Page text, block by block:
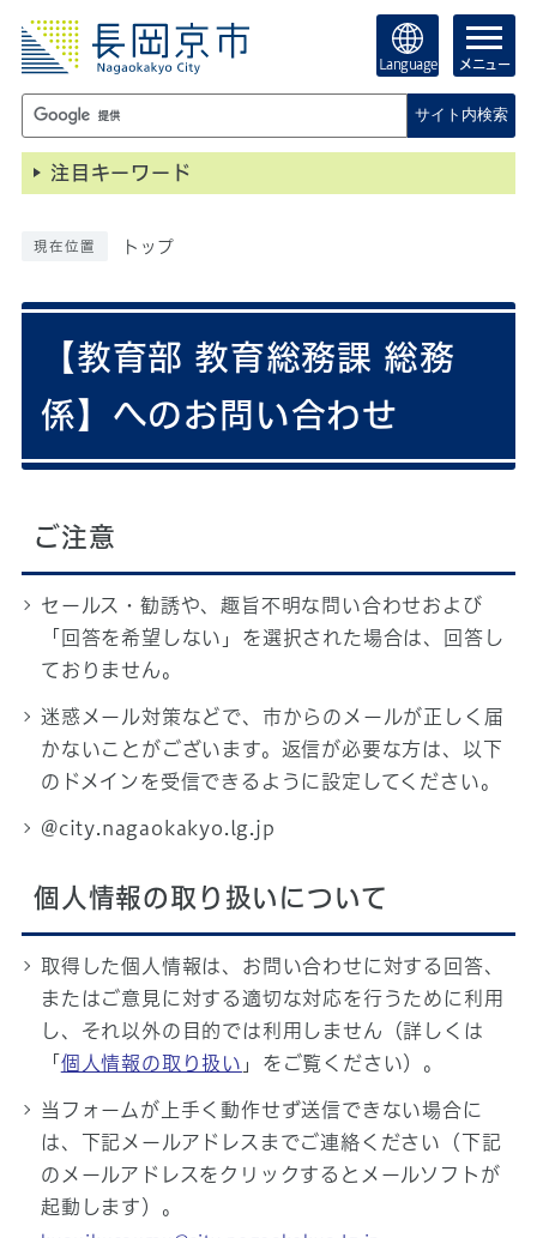
Language メニュー
サイト内検索
注目キーワード
現在位置 トップ
【教育部 教育総務課 総務
係】へのお問い合わせ
ご注意
セールス・勧誘や、趣旨不明な問い合わせおよび
「回答を希望しない」を選択された場合は、回答し
ておりません。
迷惑メール対策などで、市からのメールが正しく届
かないことがございます。返信が必要な方は、以下
のドメインを受信できるように設定してください。
@city.nagaokakyo.lg.jp
個人情報の取り扱いについて
取得した個人情報は、お問い合わせに対する回答、
またはご意見に対する適切な対応を行うために利用
し、それ以外の目的では利用しません（詳しくは
「 個人情報の取り扱い 」をご覧ください）。
当フォームが上手く動作せず送信できない場合に
は、下記メールアドレスまでご連絡ください（下記
のメールアドレスをクリックするとメールソフトが
起動します）。